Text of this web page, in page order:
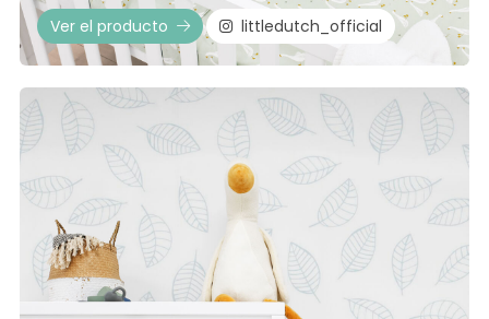
Ver el producto littledutch_official